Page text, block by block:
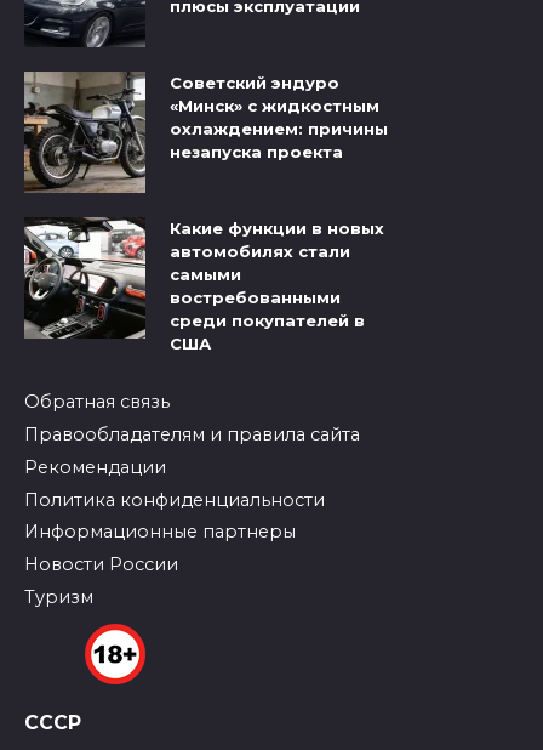
плюсы эксплуатации
Советский эндуро
«Минск» с жидкостным
охлаждением: причины
незапуска проекта
Какие функции в новых
автомобилях стали
самыми
востребованными
среди покупателей в
США
Обратная связь
Правообладателям и правила сайта
Рекомендации
Политика конфиденциальности
Информационные партнеры
Новости России
Туризм
СССР